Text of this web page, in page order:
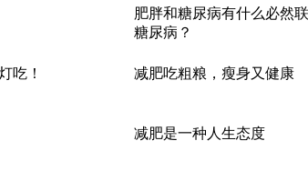
肥胖和糖尿病有什么必然
糖尿病？
吃！ 减肥吃粗粮，瘦身又健康
减肥是一种人生态度